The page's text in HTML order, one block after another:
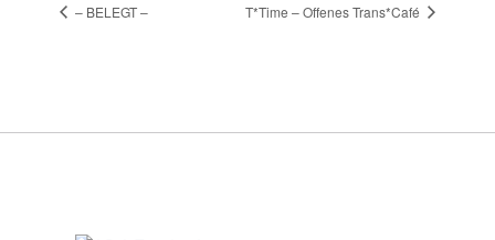
– BELEGT – T*Time – Offenes Trans*Café